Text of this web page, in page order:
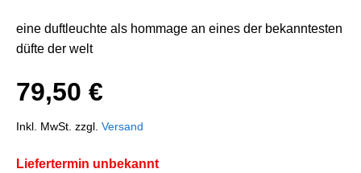
eine duftleuchte als hommage an eines der bekanntesten
düfte der welt
79,50 €
Inkl. MwSt. zzgl. Versand
Liefertermin unbekannt